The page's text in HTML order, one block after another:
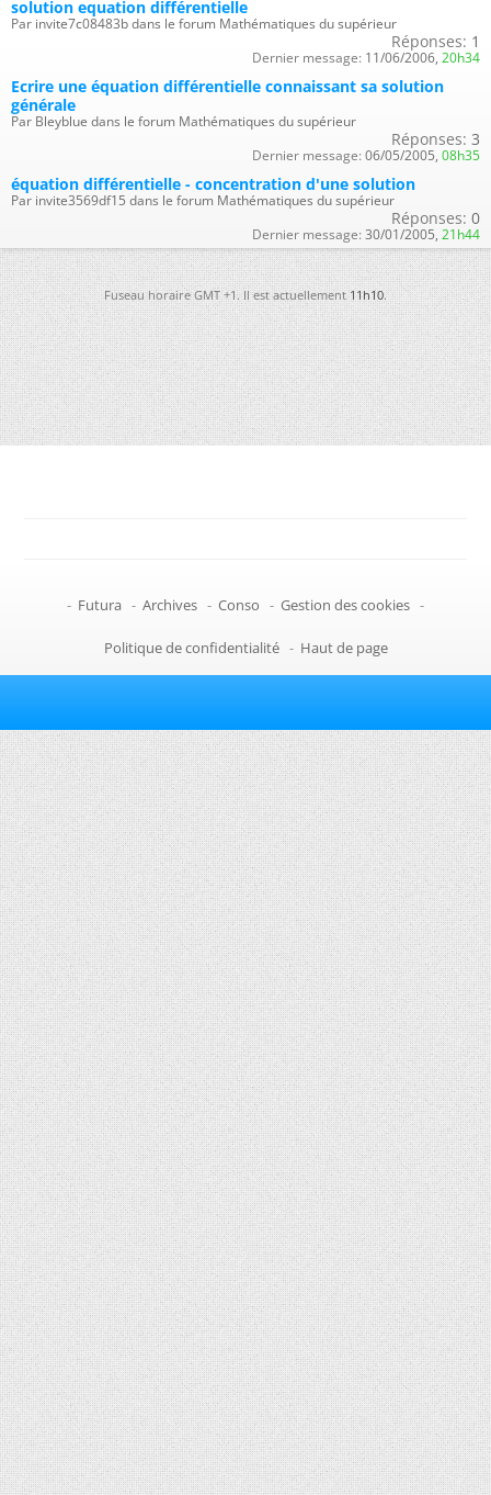
solution equation différentielle
Par invite7c08483b dans le forum Mathématiques du supérieur
Réponses: 1
Dernier message: 11/06/2006, 20h34
Ecrire une équation différentielle connaissant sa solution
générale
Par Bleyblue dans le forum Mathématiques du supérieur
Réponses: 3
Dernier message: 06/05/2005, 08h35
équation différentielle - concentration d'une solution
Par invite3569df15 dans le forum Mathématiques du supérieur
Réponses: 0
Dernier message: 30/01/2005, 21h44
Fuseau horaire GMT +1. Il est actuellement11h10.
- Futura - Archives - Conso - Gestion des cookies -
Politique de confidentialité - Haut de page